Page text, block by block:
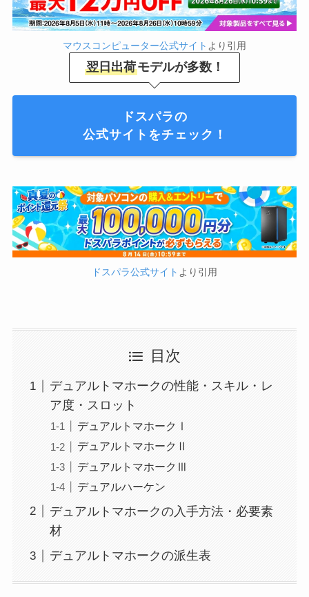
マウスコンピューター公式サイト より引用
翌日出荷モデルが多数！
ドスパラの
公式サイトをチェック！
ドスパラ公式サイト より引用
目次
デュアルトマホークの性能・スキル・レ
ア度・スロット
デュアルトマホークⅠ
デュアルトマホークⅡ
デュアルトマホークⅢ
デュアルハーケン
デュアルトマホークの入手方法・必要素
材
デュアルトマホークの派生表